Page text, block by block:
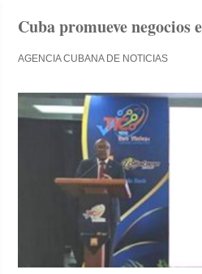
Cuba promueve negocios
AGENCIA CUBANA DE NOTICIAS